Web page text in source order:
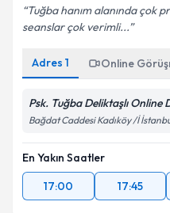
Tuğba hanım alanında çok
seanslar çok verimli...
Adres 1 Online
Psk. Tuğba Deliktaşlı Online
Bağdat Caddesi Kadıköy /İ
En Yakın Saatler
17:00
17:45